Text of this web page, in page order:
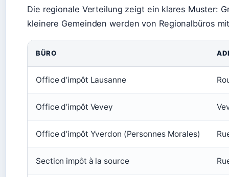
Die regionale Verteilung zeigt ein klares Muster:
kleinere Gemeinden werden von Regionalbüros
BÜRO
Office d’impôt Lausanne
Office d’impôt Vevey
Office d’impôt Yverdon (Personnes Morales)
Section impôt à la source